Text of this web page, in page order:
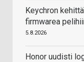
Keychron
firmwarea
5.8.2026
Honor uudisti